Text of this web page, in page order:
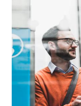
Suche
Language
Inhalte in